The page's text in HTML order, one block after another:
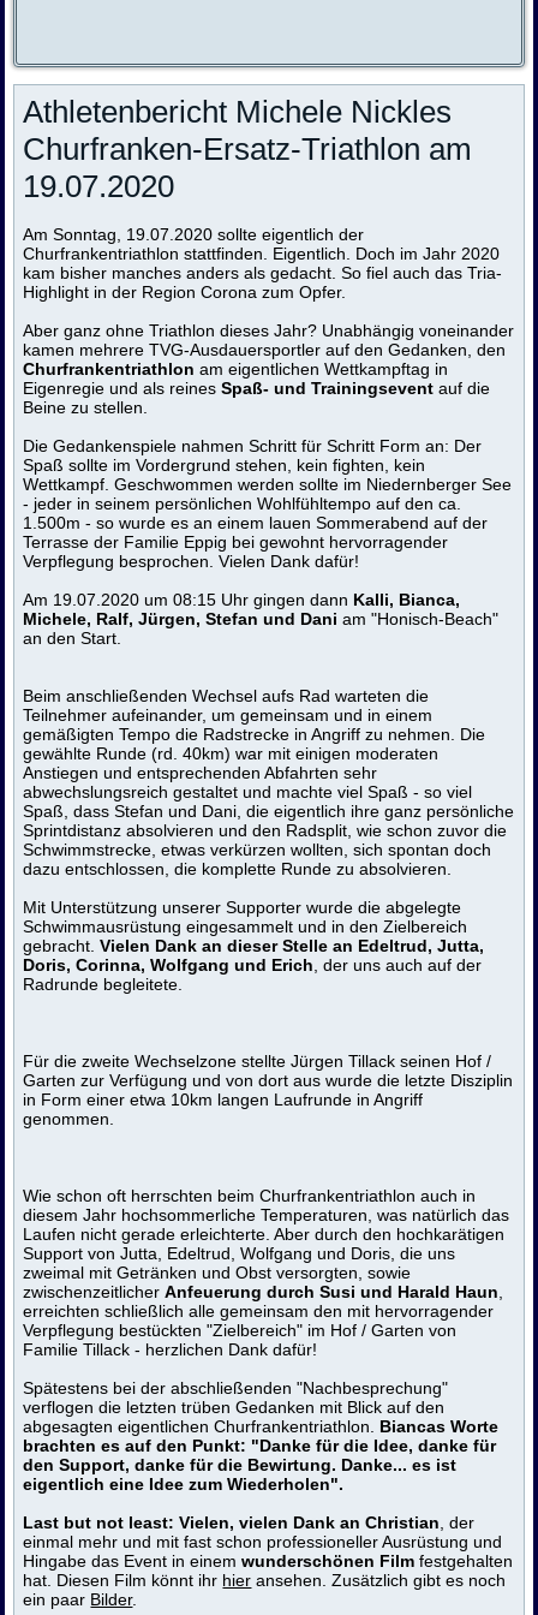
Athletenbericht Michele Nickles
Churfranken-Ersatz-Triathlon am
19.07.2020
Am Sonntag, 19.07.2020 sollte eigentlich der
Churfrankentriathlon stattfinden. Eigentlich. Doch im Jahr 2020
kam bisher manches anders als gedacht. So fiel auch das Tria-
Highlight in der Region Corona zum Opfer.
Aber ganz ohne Triathlon dieses Jahr? Unabhängig voneinander
kamen mehrere TVG-Ausdauersportler auf den Gedanken, den
Churfrankentriathlon am eigentlichen Wettkampftag in
Eigenregie und als reines Spaß- und Trainingsevent auf die
Beine zu stellen.
Die Gedankenspiele nahmen Schritt für Schritt Form an: Der
Spaß sollte im Vordergrund stehen, kein fighten, kein
Wettkampf. Geschwommen werden sollte im Niedernberger See
- jeder in seinem persönlichen Wohlfühltempo auf den ca.
1.500m - so wurde es an einem lauen Sommerabend auf der
Terrasse der Familie Eppig bei gewohnt hervorragender
Verpflegung besprochen. Vielen Dank dafür!
Am 19.07.2020 um 08:15 Uhr gingen dann Kalli, Bianca,
Michele, Ralf, Jürgen, Stefan und Dani am "Honisch-Beach"
an den Start.
Beim anschließenden Wechsel aufs Rad warteten die
Teilnehmer aufeinander, um gemeinsam und in einem
gemäßigten Tempo die Radstrecke in Angriff zu nehmen. Die
gewählte Runde (rd. 40km) war mit einigen moderaten
Anstiegen und entsprechenden Abfahrten sehr
abwechslungsreich gestaltet und machte viel Spaß - so viel
Spaß, dass Stefan und Dani, die eigentlich ihre ganz persönliche
Sprintdistanz absolvieren und den Radsplit, wie schon zuvor die
Schwimmstrecke, etwas verkürzen wollten, sich spontan doch
dazu entschlossen, die komplette Runde zu absolvieren.
Mit Unterstützung unserer Supporter wurde die abgelegte
Schwimmausrüstung eingesammelt und in den Zielbereich
gebracht.Vielen Dank an dieser Stelle an Edeltrud, Jutta,
Doris, Corinna, Wolfgang und Erich , der uns auch auf der
Radrunde begleitete.
Für die zweite Wechselzone stellte Jürgen Tillack seinen Hof /
Garten zur Verfügung und von dort aus wurde die letzte Disziplin
in Form einer etwa 10km langen Laufrunde in Angriff
genommen.
Wie schon oft herrschten beim Churfrankentriathlon auch in
diesem Jahr hochsommerliche Temperaturen, was natürlich das
Laufen nicht gerade erleichterte. Aber durch den hochkarätigen
Support von Jutta, Edeltrud, Wolfgang und Doris, die uns
zweimal mit Getränken und Obst versorgten, sowie
zwischenzeitlicherAnfeuerung durch Susi und Harald Haun
erreichten schließlich alle gemeinsam den mit hervorragender
Verpflegung bestückten "Zielbereich" im Hof / Garten von
Familie Tillack - herzlichen Dank dafür!
Spätestens bei der abschließenden "Nachbesprechung"
verflogen die letzten trüben Gedanken mit Blick auf den
abgesagten eigentlichen Churfrankentriathlon. Biancas Worte
brachten es auf den Punkt: "Danke für die Idee, danke für
den Support, danke für die Bewirtung. Danke... es ist
eigentlich eine Idee zum Wiederholen".
Last but not least: Vielen, vielen Dank an Christian , der
einmal mehr und mit fast schon professioneller Ausrüstung und
Hingabe das Event in einemwunderschönen Film festgehalten
hat. Diesen Film könnt ihr hier ansehen. Zusätzlich gibt es noch
ein paar Bilder.